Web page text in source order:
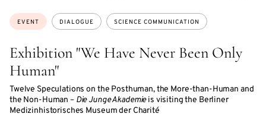
Exhibition "We Have Never Been Only
Human"
Twelve Speculations on the Posthuman, the More-than-Human and
the Non-Human – Die Junge Akademieis visiting the Berliner
Medizinhistorisches Museum der Charité
Topics:
EVENT DIALOGUE SCIENCE COMMUNICATION